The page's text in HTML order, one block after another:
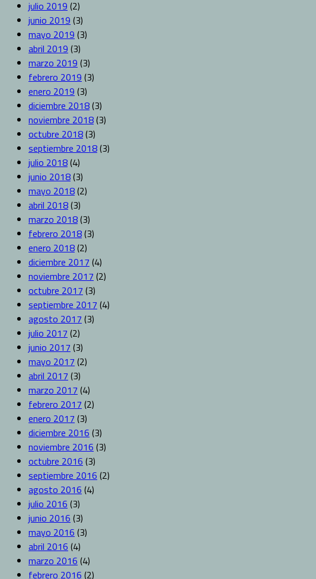
julio 2019 (2)
junio 2019 (3)
mayo 2019 (3)
abril 2019 (3)
marzo 2019 (3)
febrero 2019 (3)
enero 2019 (3)
diciembre 2018(3)
noviembre 2018(3)
octubre 2018(3)
septiembre 2018(3)
julio 2018(4)
junio 2018(3)
mayo 2018(2)
abril 2018(3)
marzo 2018(3)
febrero 2018(3)
enero 2018(2)
diciembre 2017 (4)
noviembre 2017 (2)
octubre 2017 (3)
septiembre 2017 (4)
agosto 2017 (3)
julio 2017 (2)
junio 2017 (3)
mayo 2017 (2)
abril 2017 (3)
marzo 2017 (4)
febrero 2017 (2)
enero 2017 (3)
diciembre 2016 (3)
noviembre 2016 (3)
octubre 2016 (3)
septiembre 2016 (2)
agosto 2016 (4)
julio 2016 (3)
junio 2016 (3)
mayo 2016 (3)
abril 2016 (4)
marzo 2016 (4)
febrero 2016 (2)